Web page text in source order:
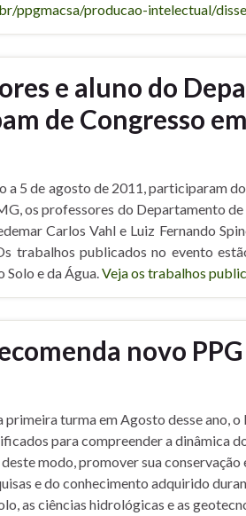
ppgmacsa/producao-intelectual/
e aluno do
de Congresso
a 5 de agosto de 2011, participaram
os professores do Departamento de
Carlos Vahl e Luiz Fernando
trabalhos publicados no evento
Solo e da Água.Veja os trabalhos
novo
primeira turma em Agosto desse ano,
para compreender a dinâmica
modo, promover sua
e do conhecimento adquirido
as ciências hidrológicas e as